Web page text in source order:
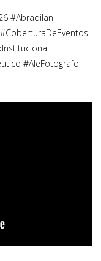
#Abradilan
#AleFotografo